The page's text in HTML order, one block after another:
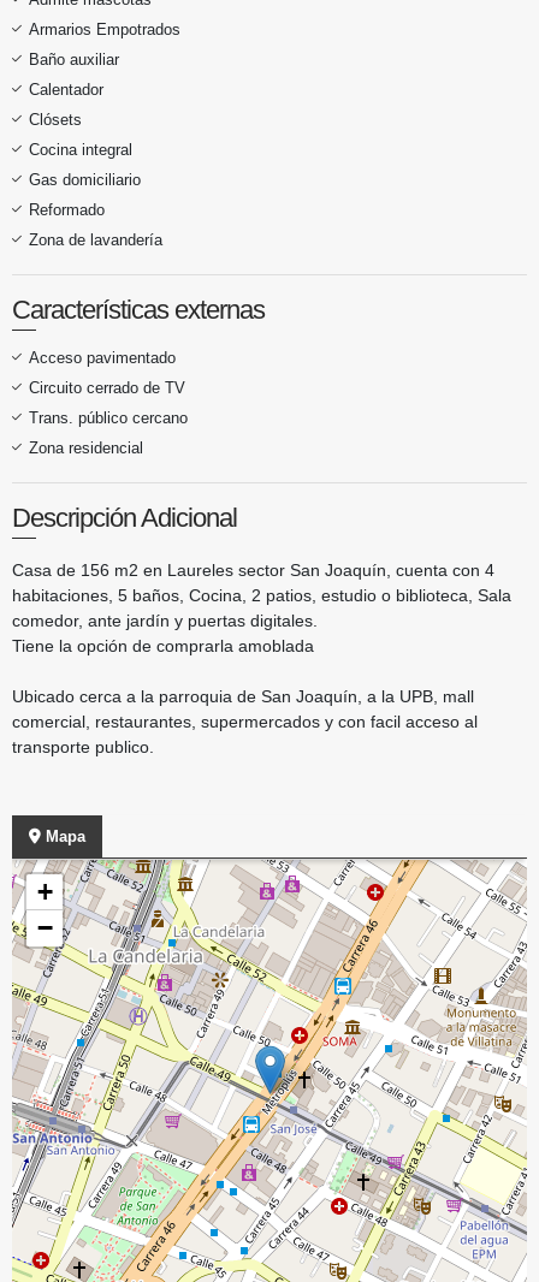
Armarios Empotrados
Baño auxiliar
Calentador
Clósets
Cocina integral
Gas domiciliario
Reformado
Zona de lavandería
Características externas
Acceso pavimentado
Circuito cerrado de TV
Trans. público cercano
Zona residencial
Descripción Adicional
Casa de 156 m2 en Laureles sector San Joaquín, cuenta con 4
habitaciones, 5 baños, Cocina, 2 patios, estudio o biblioteca, Sala
comedor, ante jardín y puertas digitales.
Tiene la opción de comprarla amoblada
Ubicado cerca a la parroquia de San Joaquín, a la UPB, mall
comercial, restaurantes, supermercados y con facil acceso al
transporte publico.
Mapa
+
−